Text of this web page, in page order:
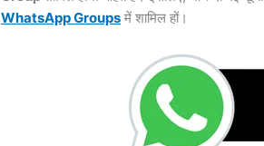
WhatsAppGroups में शामिल हों।